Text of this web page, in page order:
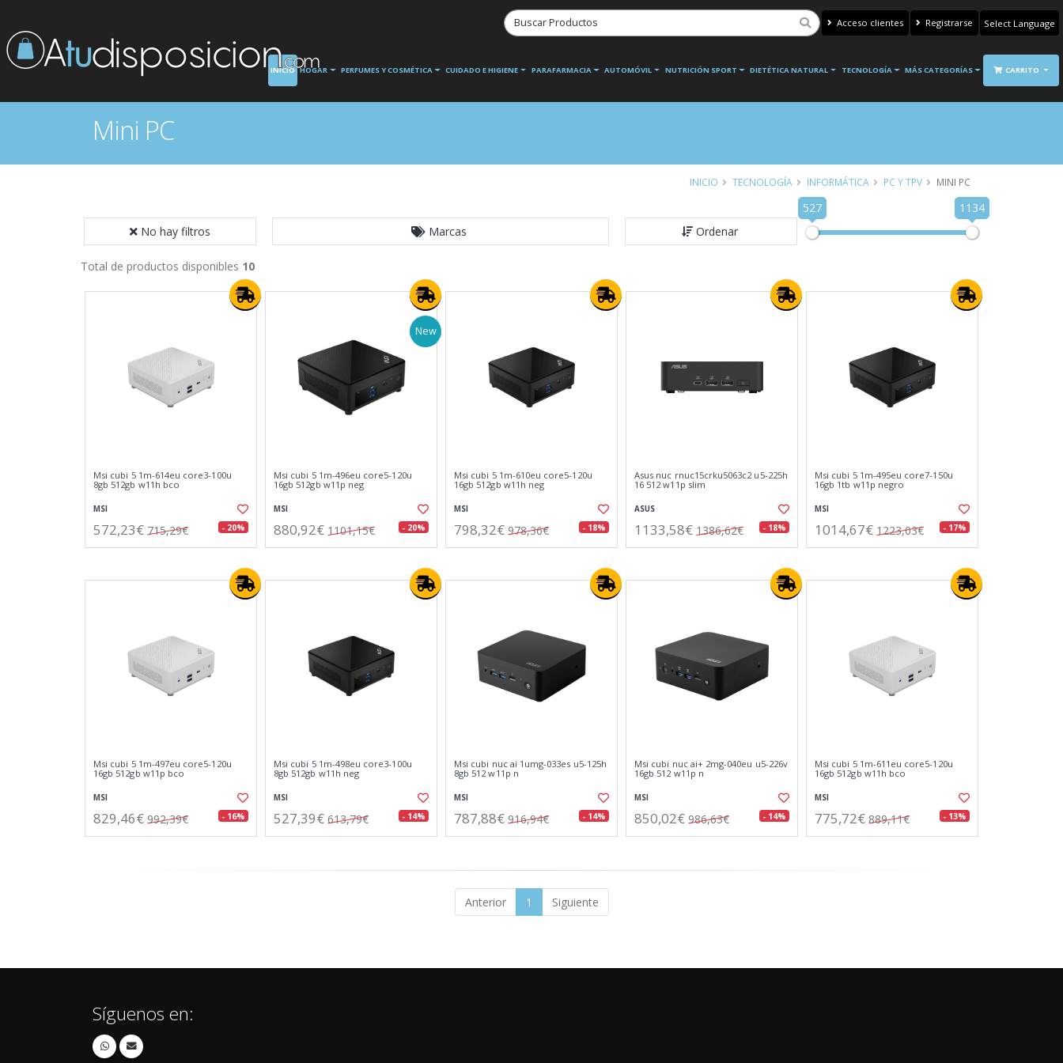
Acceso clientes Registrarse
Translate
INICIO HOGAR PERFUMES Y COSMÉTICA CUIDADO E HIGIENE PARAFARMACIA AUTOMÓVIL NUTRICIÓN SPORT DIETÉTICA NATURAL TECNOLOGÍA MÁS CATEGORÍAS CARRITO
Mini PC
INICIO TECNOLOGÍA INFORMÁTICA PC Y TPV MINI PC
No hay filtros Marcas Ordenar
527 1134
Total de productos disponibles 10
Msi cubi 5 1m-614eu core3-100u
8gb 512gb w11h bco
MSI
572,23€ 715,29€ - 20%
New
Msi cubi 5 1m-496eu core5-120u
16gb 512gb w11p neg
MSI
880,92€ 1101,15€ - 20%
Msi cubi 5 1m-610eu core5-120u
16gb 512gb w11h neg
MSI
798,32€ 978,36€ - 18%
Asus nuc rnuc15crku5063c2 u5-225h
16 512 w11p slim
ASUS
1133,58€ 1386,62€ - 18%
Msi cubi 5 1m-495eu core7-150u
16gb 1tb w11p negro
MSI
1014,67€ 1223,03€ - 17%
Msi cubi 5 1m-497eu core5-120u
16gb 512gb w11p bco
MSI
829,46€ 992,39€ - 16%
Msi cubi 5 1m-498eu core3-100u
8gb 512gb w11h neg
MSI
527,39€ 613,79€ - 14%
Msi cubi nuc ai 1umg-033es u5-125h
8gb 512 w11p n
MSI
787,88€ 916,94€ - 14%
Msi cubi nuc ai+ 2mg-040eu u5-226v
16gb 512 w11p n
MSI
850,02€ 986,63€ - 14%
Msi cubi 5 1m-611eu core5-120u
16gb 512gb w11h bco
MSI
775,72€ 889,11€ - 13%
Anterior 1 Siguiente
Síguenos en: